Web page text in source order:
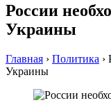
России
Украины
Главная › Политика ›
Украины